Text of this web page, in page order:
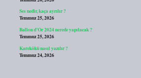
Ses nedir, kaça ayrılır ?
Temmuz 25, 2026
Ballon d’Or 2024 nerede yapılacak ?
Temmuz 25, 2026
Karekökü nasıl yazılır ?
Temmuz 24, 2026